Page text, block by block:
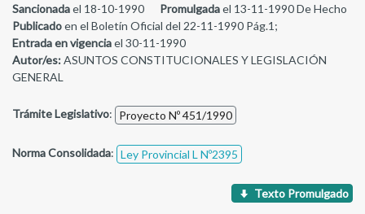
Sancionadael 18-10-1990 Promulgadael 13-11-1990 De Hecho
Publicadoen el Boletín Oficial del 22-11-1990 Pág.1;
Entrada en vigenciael 30-11-1990
Autor/es:ASUNTOS CONSTITUCIONALES Y LEGISLACIÓN
GENERAL
Trámite Legislativo: Proyecto Nº 451/1990
Norma Consolidada: Ley Provincial L Nº2395
Texto Promulgado